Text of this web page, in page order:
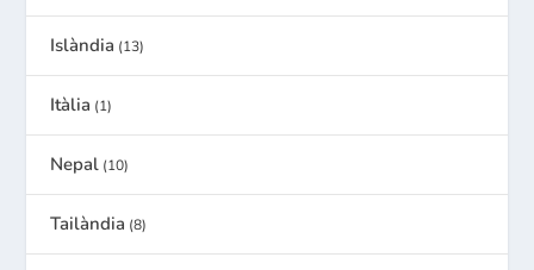
Islàndia (13)
Itàlia (1)
Nepal (10)
Tailàndia (8)